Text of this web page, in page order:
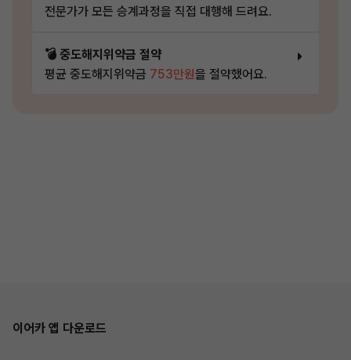
전문가가 모든 승계과정을 직접 대행해 드려요.
💣 중도해지위약금 절약
평균 중도해지위약금 753만원을 절약했어요.
이어카 앱 다운로드